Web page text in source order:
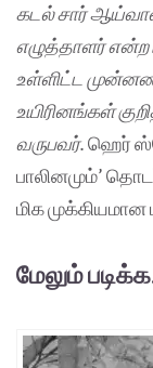
கடல் சார்
எழுத்தாளர்
உள்ளிட்ட
உயிரினங்கள்
வருபவர்.ஹெர்
பாலினமும்’
மிக
மேலும்